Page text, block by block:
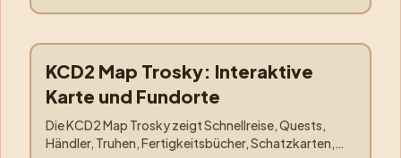
Orte:Trosky
KCD2 Map Trosky: Interaktive
Karte und Fundorte
Die KCD2 Map Trosky zeigt Schnellreise, Quests,
Händler, Truhen, Fertigkeitsbücher, Schatzkarten,